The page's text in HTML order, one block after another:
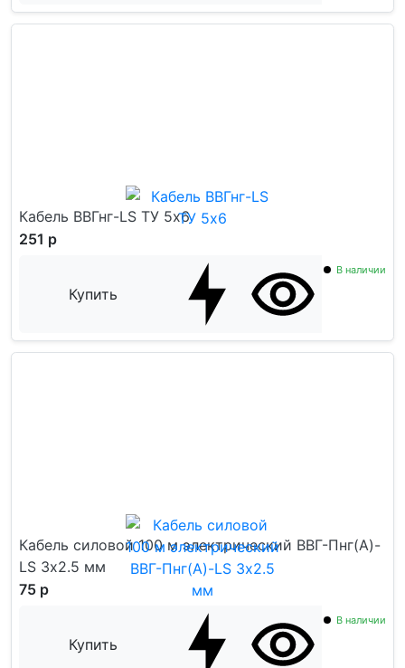
Кабель ВВГнг-LS ТУ 5x6
251 р
Купить
В наличии
Кабель силовой 100 м электрический ВВГ-Пнг(А)-
LS 3х2.5 мм
75 р
Купить
В наличии